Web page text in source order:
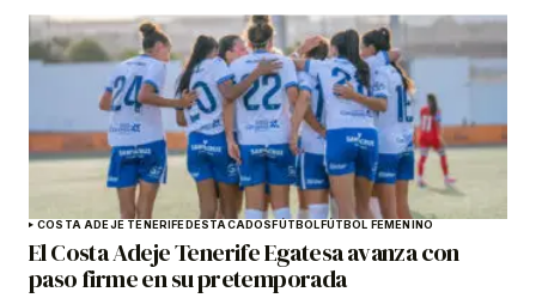
COSTA ADEJE TENERIFE DESTACADOS FÚTBOL FÚTBOL FEMENINO
El Costa Adeje Tenerife Egatesa avanza con
paso firme en su pretemporada